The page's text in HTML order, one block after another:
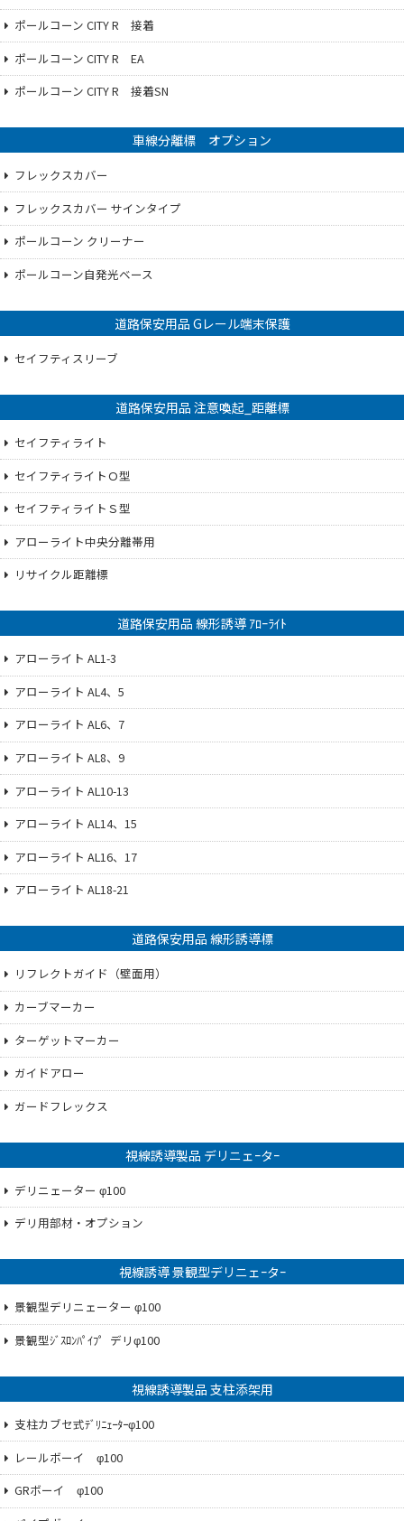
ポールコーン CITY R 接着
ポールコーン CITY R EA
ポールコーン CITY R 接着SN
車線分離標 オプション
フレックスカバー
フレックスカバー サインタイプ
ポールコーン クリーナー
ポールコーン自発光ベース
道路保安用品 Gレール端末保護
セイフティスリーブ
道路保安用品 注意喚起_距離標
セイフティライト
セイフティライトＯ型
セイフティライトＳ型
アローライト中央分離帯用
リサイクル距離標
道路保安用品 線形誘導 ｱﾛｰﾗｲﾄ
アローライト AL1-3
アローライト AL4、5
アローライト AL6、7
アローライト AL8、9
アローライト AL10-13
アローライト AL14、15
アローライト AL16、17
アローライト AL18-21
道路保安用品 線形誘導標
リフレクトガイド（壁面用）
カーブマーカー
ターゲットマーカー
ガイドアロー
ガードフレックス
視線誘導製品 デリニェｰタｰ
デリニェーター φ100
デリ用部材・オプション
視線誘導 景観型デリニェｰタｰ
景観型デリニェーター φ100
景観型ｼﾞｽﾛﾝﾊﾟｲﾌ゜デリφ100
視線誘導製品 支柱添架用
支柱カブセ式ﾃﾞﾘﾆｪｰﾀｰφ100
レールボーイ φ100
GRボーイ φ100